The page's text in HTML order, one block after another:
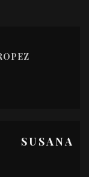
SUSANA